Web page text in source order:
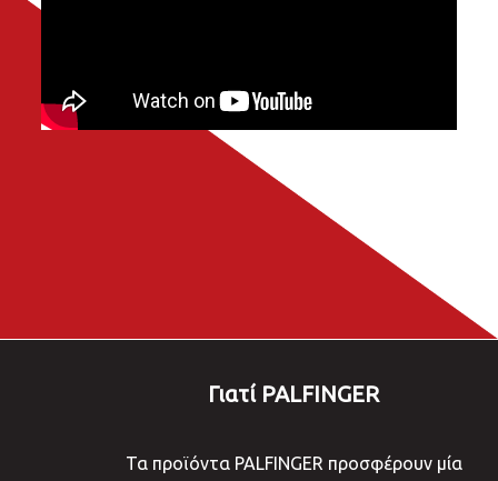
Γιατί PALFINGER
Τα προϊόντα PALFINGER προσφέρουν μία